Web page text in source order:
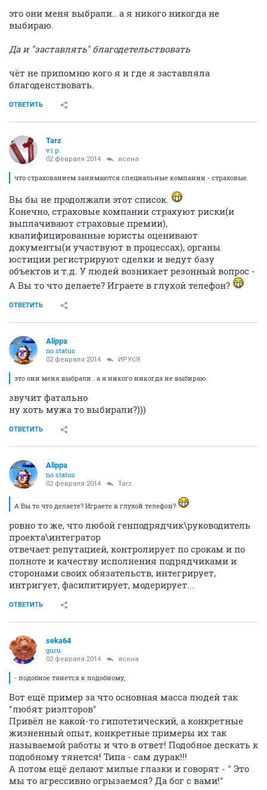
это они меня выбрали.. а я никого никогда не
выбираю.
Да и "заставлять" благодетельствовать
чёт не припомню кого я и где я заставляла
благоденствовать.
ОТВЕТИТЬ
Tarz
v.i.p.
02 февраля 2014 ясена
что страхованием занимаются специальные компании - страховые.
Вы бы не продолжали этот список.
Конечно, страховые компании страхуют риски(и
выплачивают страховые премии),
квалифицированные юристы оценивают
документы(и участвуют в процессах), органы
юстиции регистрируют сделки и ведут базу
объектов и т.д. У людей возникает резонный вопрос -
А Вы то что делаете? Играете в глухой телефон?
ОТВЕТИТЬ
Alippa
no status
02 февраля 2014 ИРУСЯ
это они меня выбрали.. а я никого никогда не выбираю.
звучит фатально
ну хоть мужа то выбирали?)))
ОТВЕТИТЬ
Alippa
no status
02 февраля 2014 Tarz
А Вы то что делаете? Играете в глухой телефон?
ровно то же, что любой генподрядчик\руководитель
проекта\интегратор
отвечает репутацией, контролирует по срокам и по
полноте и качеству исполнения подрядчиками и
сторонами своих обязательств, интегрирует,
интригует, фасилитирует, модерирует...
ОТВЕТИТЬ
seka64
guru
02 февраля 2014 ясена
- подобное тянется к подобному;
Вот ещё пример за что основная масса людей так
"любят риэлторов"
Привёл не какой-то гипотетический, а конкретные
жизненный опыт, конкретные примеры их так
называемой работы и что в ответ! Подобное дескать к
подобному тянется! Типа - сам дурак!!!
А потом ещё делают милые глазки и говорят - " Это
мы то агрессивно огрызаемся? Да бог с вами!"